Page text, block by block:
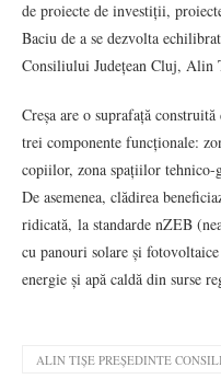
de proiecte de investiții,
Baciu de a se dezvolta
Consiliului Județean Cluj, Alin
Creșa are o suprafață
trei componente funcționale:
copiilor, zona spațiilor tehnico-
De asemenea, clădirea
ridicată, la standarde nZEB
cu panouri solare și
energie și apă caldă din surse
ALIN TIȘE PREȘEDINTE